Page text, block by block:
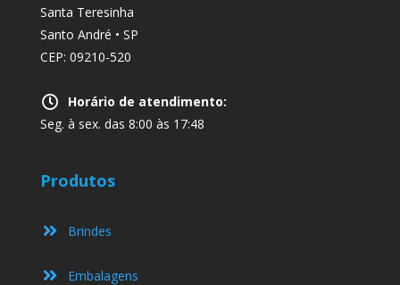
Santa Teresinha
Santo André • SP
CEP: 09210-520
Horário de atendimento:
Seg. à sex. das 8:00 às 17:48
Produtos
Brindes
Embalagens